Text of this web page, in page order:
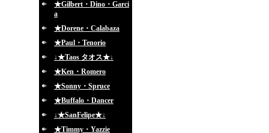
★Gilbert・Dino・Garci
a
★Dorene・Calabaza
★Paul・Tenorio
↓★Taos タオス★↓
★Ken・Romero
★Sonny・Spruce
★Buffalo・Dancer
↓★SanFelipe★↓
★Timmy・Yazzie